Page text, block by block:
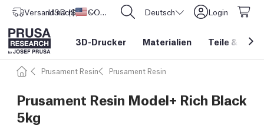
Versand nach Vereinigte Staaten
USD ($) CORE One L: Jetzt auf Lager! Deutsch Login
3D-Drucker Materialien Teile &
Prusament Resin Prusament Resin
Prusament Resin Model+ Rich Black
5kg